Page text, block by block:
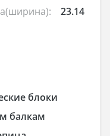
23.14
блоки
балкам